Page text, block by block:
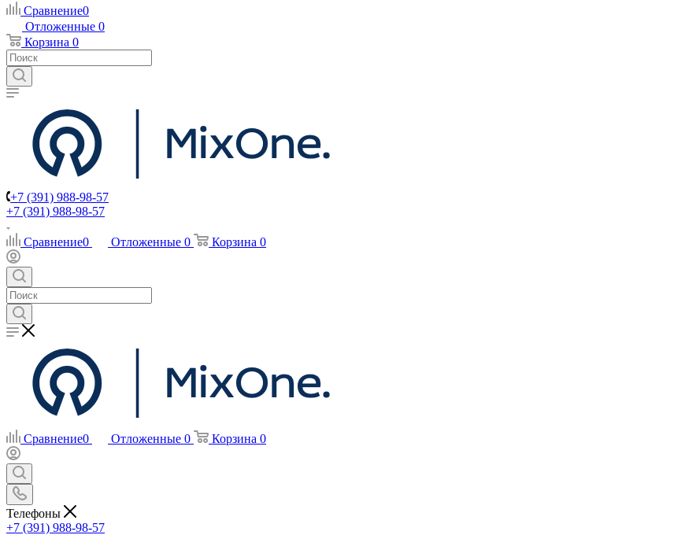
Сравнение0
Отложенные 0
Корзина 0
+7 (391) 988-98-57
+7 (391) 988-98-57
Сравнение0 Отложенные 0 Корзина 0
Сравнение0 Отложенные 0 Корзина 0
Телефоны
+7 (391) 988-98-57